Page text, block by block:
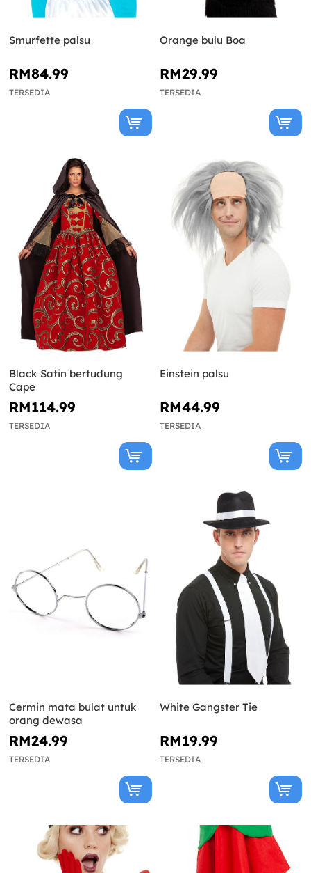
Smurfette palsu
RM84.99
TERSEDIA
Orange bulu Boa
RM29.99
TERSEDIA
Black Satin bertudung
Cape
RM114.99
TERSEDIA
Einstein palsu
RM44.99
TERSEDIA
Cermin mata bulat untuk
orang dewasa
RM24.99
TERSEDIA
White Gangster Tie
RM19.99
TERSEDIA